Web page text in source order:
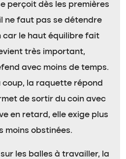
perçoit dès les premières
ne faut pas se détendre
le haut équilibre fait
très important,
avec moins de temps.
coup, la raquette répond
de sortir du coin avec
en retard, elle exige plus
moins obstinées.
les balles à travailler, la